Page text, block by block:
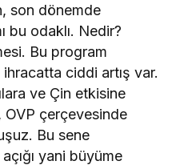
son dönemde
bu odaklı. Nedir?
Bu program
ciddi artış var.
ve Çin etkisine
OVP çerçevesinde
Bu sene
yani büyüme